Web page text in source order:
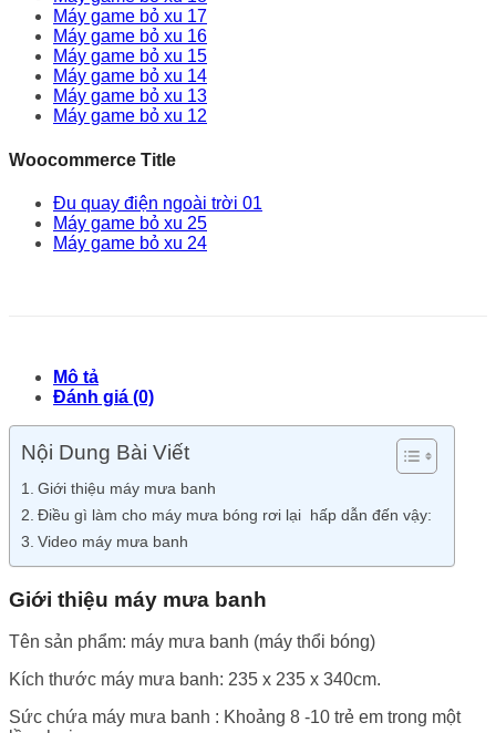
Máy game bỏ xu 17
Máy game bỏ xu 16
Máy game bỏ xu 15
Máy game bỏ xu 14
Máy game bỏ xu 13
Máy game bỏ xu 12
Woocommerce Title
Đu quay điện ngoài trời 01
Máy game bỏ xu 25
Máy game bỏ xu 24
Mô tả
Đánh giá (0)
Nội Dung Bài Viết
Giới thiệu máy mưa banh
Điều gì làm cho máy mưa bóng rơi lại hấp dẫn đến vậy:
Video máy mưa banh
Giới thiệu máy mưa banh
Tên sản phẩm: máy mưa banh (máy thổi bóng)
Kích thước máy mưa banh: 235 x 235 x 340cm.
Sức chứa máy mưa banh : Khoảng 8 -10 trẻ em trong một